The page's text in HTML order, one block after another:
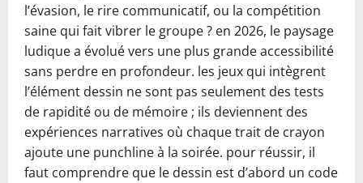
l’évasion, le rire communicatif, ou la compétition
saine qui fait vibrer le groupe ? en 2026, le paysage
ludique a évolué vers une plus grande accessibilité
sans perdre en profondeur. les jeux qui intègrent
l’élément dessin ne sont pas seulement des tests
de rapidité ou de mémoire ; ils deviennent des
expériences narratives où chaque trait de crayon
ajoute une punchline à la soirée. pour réussir, il
faut comprendre que le dessin est d’abord un code